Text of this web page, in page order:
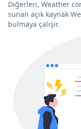
Diğerleri, Weather
sunan açık kaynak
bulmaya çalışır.